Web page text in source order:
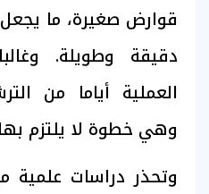
قوارض صغيرة، ما
دقيقة وطويلة.
العملية أياما من
وهي خطوة لا يلتزم
وتحذر دراسات